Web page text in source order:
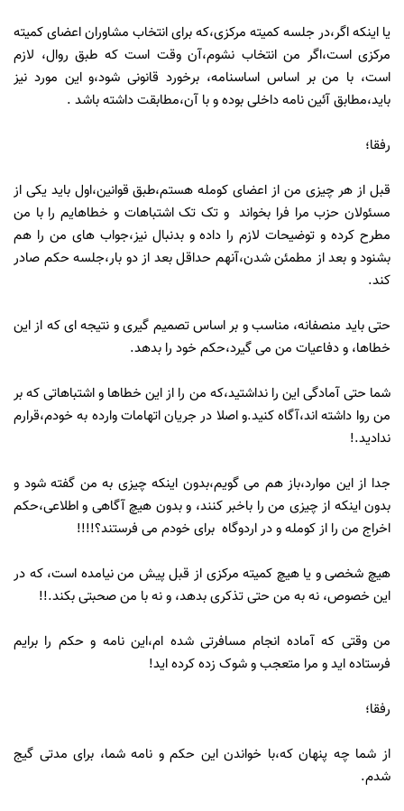
یا اینکه اگر،در جلسه کمیته مرکزی،که برای انتخاب مشاوران اعضای کمیته
مرکزی است،اگر من انتخاب نشوم،آن وقت است که طبق روال، لازم
است، با من بر اساس اساسنامه، برخورد قانونی شود،و این مورد نیز
باید،مطابق آئین نامه داخلی بوده و با آن،مطابقت داشته باشد .
رفقا؛
قبل از هر چیزی من از اعضای کومله هستم،طبق قوانین،اول باید یکی از
مسئولان حزب مرا فرا بخواند و تک تک اشتباهات و خطاهایم را با من
مطرح کرده و توضیحات لازم را داده و بدنبال نیز،جواب های من را هم
بشنود و بعد از مطمئن شدن،آنهم حداقل بعد از دو بار،جلسه حکم صادر
کند.
حتی باید منصفانه، مناسب و بر اساس تصمیم گیری و نتیجه ای که از این
خطاها، و دفاعیات من می گیرد،حکم خود را بدهد.
شما حتی آمادگی این را نداشتید،که من را از این خطاها و اشتباهاتی که بر
من روا داشته اند،آگاه کنید.و اصلا در جریان اتهامات وارده به خودم،قرارم
ندادید.!
جدا از این موارد،باز هم می گویم،بدون اینکه چیزی به من گفته شود و
بدون اینکه از چیزی من را باخبر کنند، و بدون هیچ آگاهی و اطلاعی،حکم
اخراج من را از کومله و در اردوگاه برای خودم می فرستند؟!!!!
هیچ شخصی و یا هیچ کمیته مرکزی از قبل پیش من نیامده است، که در
این خصوص، نه به من حتی تذکری بدهد، و نه با من صحبتی بکند.!!
من وقتی که آماده انجام مسافرتی شده ام،این نامه و حکم را برایم
فرستاده اید و مرا متعجب و شوک زده کرده اید!
رفقا؛
از شما چه پنهان که،با خواندن این حکم و نامه شما، برای مدتی گیج
شدم.